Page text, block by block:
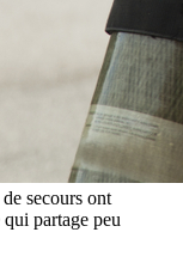
secours ont
partage peu